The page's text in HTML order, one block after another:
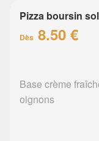
Pizza boursin
Dès 8.50 €
Base crème
oignons